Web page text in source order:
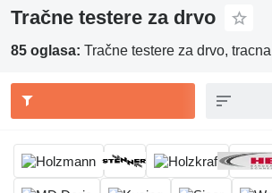
Tračne testere za drvo
85 oglasa: Tračne testere za drvo,